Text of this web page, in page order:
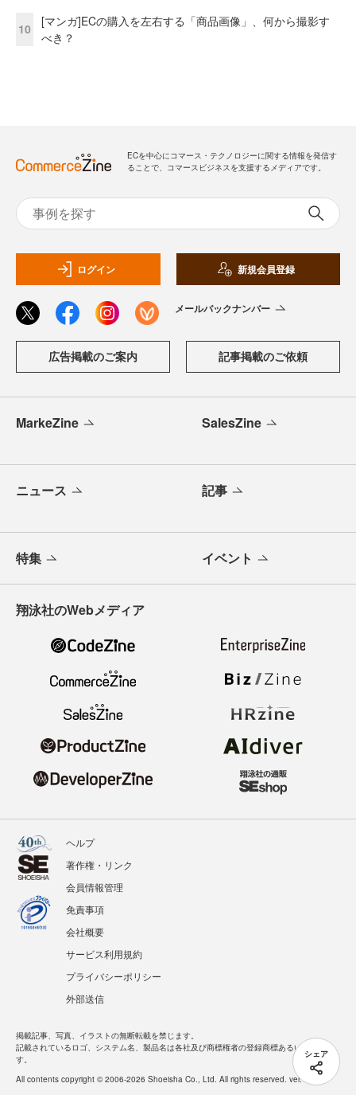
シェア
10
[マンガ]ECの購入を左右する「商品画像」、何から撮影す
べき？
ECを中心にコマース・テクノロジーに関する情報を発信す
ることで、コマースビジネスを支援するメディアです。
ログイン 新規会員登録
メールバックナンバー
広告掲載のご案内 記事掲載のご依頼
MarkeZine SalesZine
ニュース 記事
特集 イベント
翔泳社のWebメディア
ヘルプ
著作権・リンク
会員情報管理
免責事項
会社概要
サービス利用規約
プライバシーポリシー
外部送信
掲載記事、写真、イラストの無断転載を禁じます。
記載されているロゴ、システム名、製品名は各社及び商標権者の登録商標あるいは商標で
す。
All contents copyright © 2006-2026 Shoeisha Co., Ltd. All rights reserved. ver.1.5